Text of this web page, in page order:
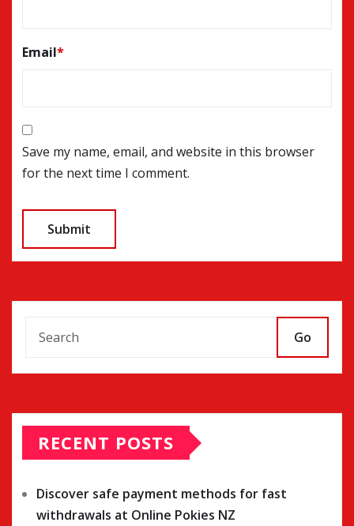
Email*
Save my name, email, and website in this browser
for the next time I comment.
Go
RECENT POSTS
Discover safe payment methods for fast
withdrawals at Online Pokies NZ